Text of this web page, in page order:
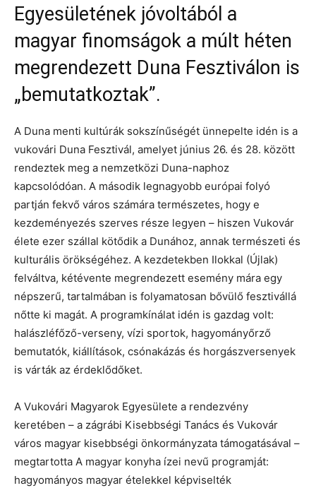
Egyesületének jóvoltából a
magyar finomságok a múlt héten
megrendezett Duna Fesztiválon is
„bemutatkoztak”.
A Duna menti kultúrák sokszínűségét ünnepelte idén is a
vukovári Duna Fesztivál, amelyet június 26. és 28. között
rendeztek meg a nemzetközi Duna-naphoz
kapcsolódóan. A második legnagyobb európai folyó
partján fekvő város számára természetes, hogy e
kezdeményezés szerves része legyen – hiszen Vukovár
élete ezer szállal kötődik a Dunához, annak természeti és
kulturális örökségéhez. A kezdetekben Ilokkal (Újlak)
felváltva, kétévente megrendezett esemény mára egy
népszerű, tartalmában is folyamatosan bővülő fesztivállá
nőtte ki magát. A programkínálat idén is gazdag volt:
halászléfőző-verseny, vízi sportok, hagyományőrző
bemutatók, kiállítások, csónakázás és horgászversenyek
is várták az érdeklődőket.
A Vukovári Magyarok Egyesülete a rendezvény
keretében – a zágrábi Kisebbségi Tanács és Vukovár
város magyar kisebbségi önkormányzata támogatásával –
megtartotta A magyar konyha ízei nevű programját:
hagyományos magyar ételekkel képviselték